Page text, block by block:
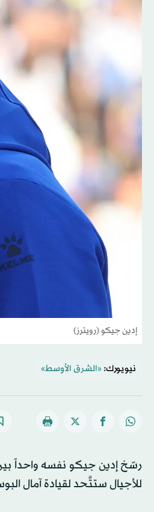
إدين جيكو (رويترز)
نيويورك: «الشرق الأوسط»
رسّخ إدين جيكو نفسه واحداً
للأجيال ستتَّحد لقيادة آمال